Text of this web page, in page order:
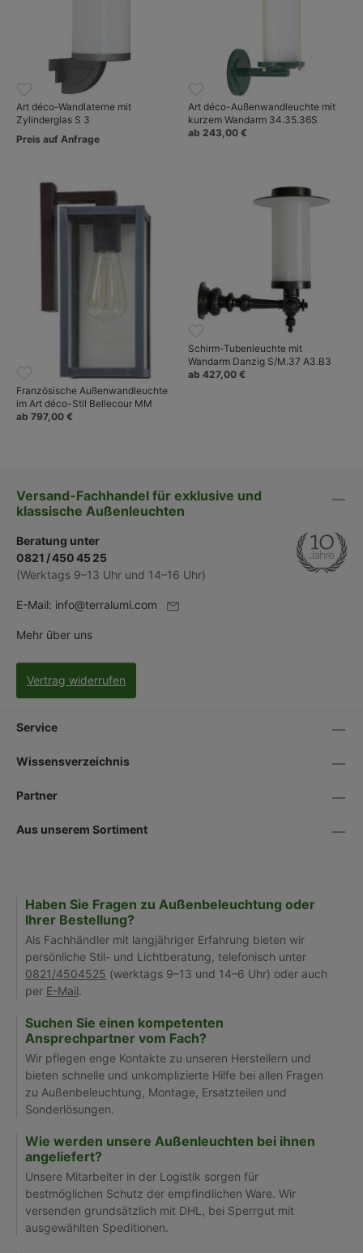
Art déco-Wandlaterne mit
Zylinderglas S 3
Preis auf Anfrage
Art déco-Außenwandleuchte mit
kurzem Wandarm 34.35.36S
ab 243,00 €
Französische Außenwandleuchte
im Art déco-Stil Bellecour MM
ab 797,00 €
Schirm-Tubenleuchte mit
Wandarm Danzig S/M.37 A3.B3
ab 427,00 €
Versand-Fachhandel für exklusive und
klassische Außenleuchten
Beratung unter
0821 / 450 45 25
(Werktags 9–13 Uhr und 14–16 Uhr)
E-Mail: info@terralumi.com
Mehr über uns
Vertrag widerrufen
Service
Wissensverzeichnis
Partner
Aus unserem Sortiment
Haben Sie Fragen zu Außenbeleuchtung oder
Ihrer Bestellung?
Als Fachhändler mit langjähriger Erfahrung bieten wir
persönliche Stil- und Lichtberatung, telefonisch unter
0821/4504525 (werktags 9–13 und 14–6 Uhr) oder auch
per E-Mail.
Suchen Sie einen kompetenten
Ansprechpartner vom Fach?
Wir pflegen enge Kontakte zu unseren Herstellern und
bieten schnelle und unkomplizierte Hilfe bei allen Fragen
zu Außenbeleuchtung, Montage, Ersatzteilen und
Sonderlösungen.
Wie werden unsere Außenleuchten bei ihnen
angeliefert?
Unsere Mitarbeiter in der Logistik sorgen für
bestmöglichen Schutz der empfindlichen Ware. Wir
versenden grundsätzlich mit DHL, bei Sperrgut mit
ausgewählten Speditionen.